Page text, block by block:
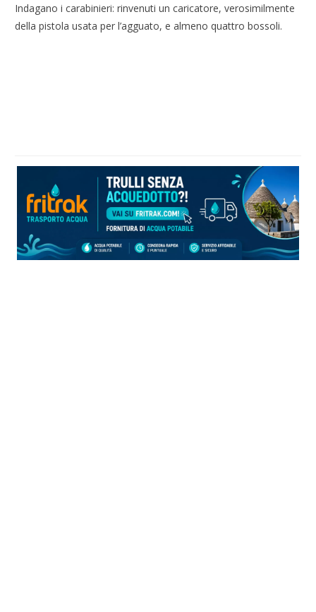
Indagano i carabinieri: rinvenuti un caricatore, verosimilmente
della pistola usata per l’agguato, e almeno quattro bossoli.